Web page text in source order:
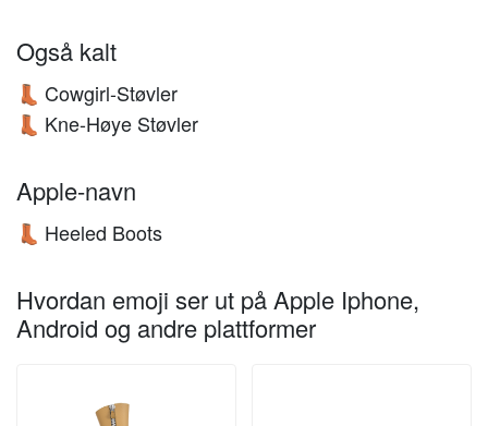
Også kalt
👢 Cowgirl-Støvler
👢 Kne-Høye Støvler
Apple-navn
👢 Heeled Boots
Hvordan emoji ser ut på Apple Iphone,
Android og andre plattformer